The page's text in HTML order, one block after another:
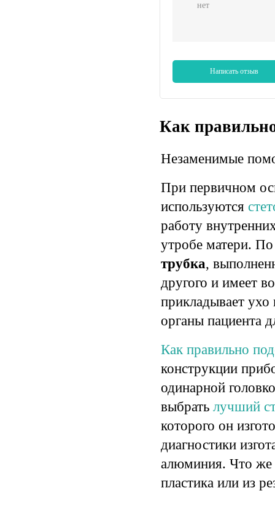
нет
Написать отзыв
Как
Незаменимые
При первичном
используются
работу
утробе матери.
трубка,
другого и имеет
прикладывает
органы пациента
Как правильно
конструкции
одинарной
выбрать лучший
которого он
диагностики
алюминия. Что же
пластика или из